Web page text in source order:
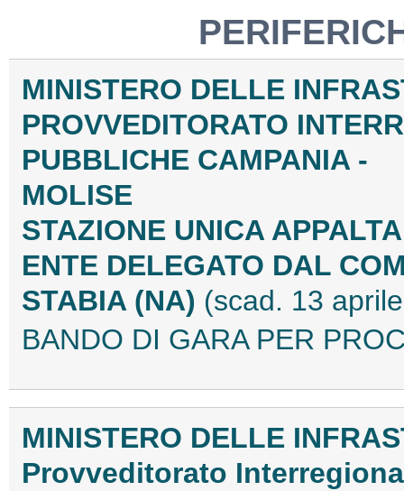
MINISTERO DELLE
PROVVEDITORATO
PUBBLICHE CAMPANIA -
MOLISE
STAZIONE UNICA
ENTE DELEGATO DAL
STABIA (NA) (scad. 13
BANDO DI GARA PER
MINISTERO DELLE
Provveditorato